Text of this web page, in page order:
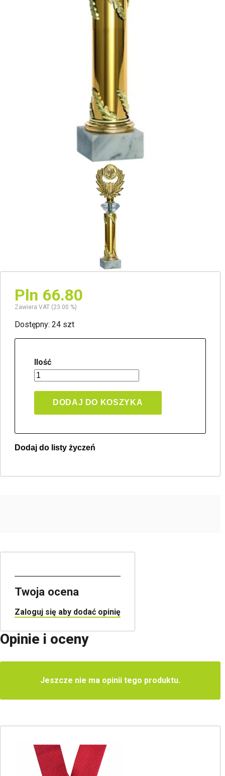
Pln 66.80
Zawiera VAT (23.00 %)
Dostępny: 24 szt
Ilość
DODAJ DO KOSZYKA
Dodaj do listy życzeń
Twoja ocena
Zaloguj się aby dodać opinię
Opinie i oceny
Jeszcze nie ma opinii tego produktu.